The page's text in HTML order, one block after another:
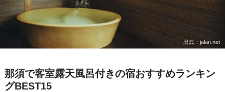
出典：jalan.net
那須で客室露天風呂付きの宿おすすめランキン
グBEST15